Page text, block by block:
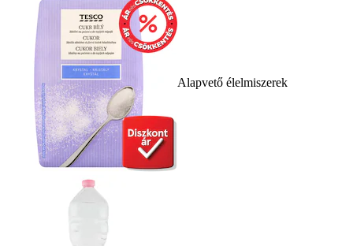
Alapvető élelmiszerek